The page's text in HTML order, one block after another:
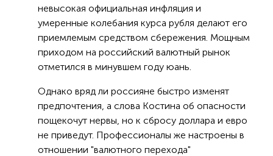
невысокая официальная инфляция и
умеренные колебания курса рубля делают его
приемлемым средством сбережения. Мощным
приходом на российский валютный рынок
отметился в минувшем году юань.
Однако вряд ли россияне быстро изменят
предпочтения, а слова Костина об опасности
пощекочут нервы, но к сбросу доллара и евро
не приведут. Профессионалы же настроены в
отношении "валютного перехода"